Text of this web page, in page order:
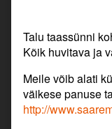
Talu taassünni
Kõik huvitava ja
Meile võib alati
väikese panuse
http://